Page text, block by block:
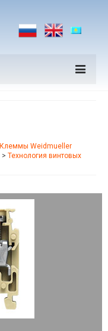
Клеммы Weidmueller
> Технология винтовых